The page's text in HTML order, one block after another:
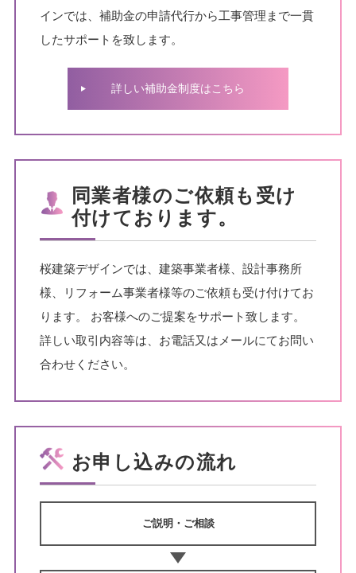
インでは、補助金の申請代行から工事管理まで一貫
したサポートを致します。
詳しい補助金制度はこちら
同業者様のご依頼も受け
付けております。
桜建築デザインでは、建築事業者様、設計事務所
様、リフォーム事業者様等のご依頼も受け付けてお
ります。
お客様へのご提案をサポート致します。
詳しい取引内容等は、お電話又はメールにてお問い
合わせください。
お申し込みの流れ
ご説明・ご相談